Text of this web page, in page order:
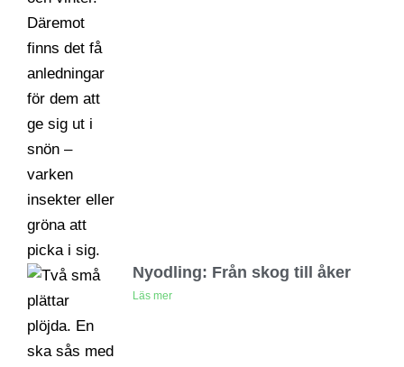
Nyodling: Från skog till åker
Läs mer